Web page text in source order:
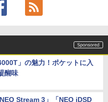
」の魅力！ポケットに入
醐味
Stream 3」「NEO iDSD